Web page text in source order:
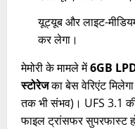
यूट्यूब और लाइट-
कर लेगा।
मेमोरी के मामले में6GB
स्टोरेजका बेस वेरिएंट
तक भी संभव)। UFS 3.1
फाइल ट्रांसफर सुपरफास्ट